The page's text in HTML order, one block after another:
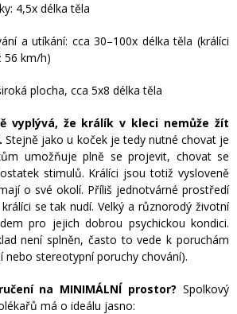
délka těla
cca 30–100x délka těla (králíci
56 km/h)
plocha, cca 5x8 délka těla
vyplývá, že králík v kleci nemůže žít
Stejně jako u koček je tedy nutné chovat je
umožňuje plně se projevit, chovat se
stimulů. Králíci jsou totiž vysloveně
o své okolí. Příliš jednotvárné prostředí
se tak nudí. Velký a různorodý životní
pro jejich dobrou psychickou kondici.
není splněn, často to vede k poruchám
nebo stereotypní poruchy chování).
na MINIMÁLNÍ prostor? Spolkový
má o ideálu jasno: